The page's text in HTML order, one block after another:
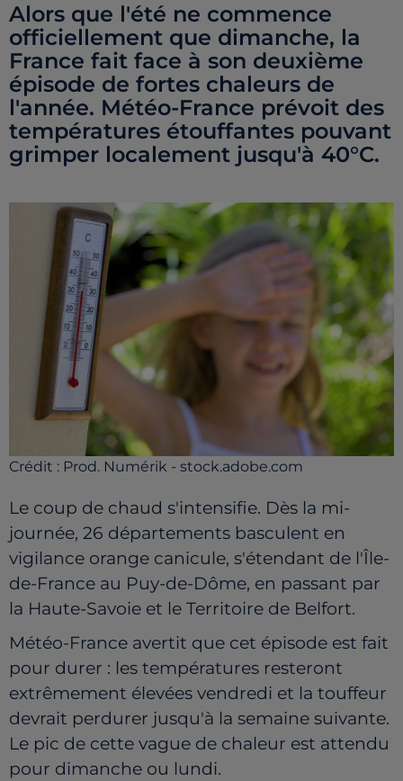
Alors que l'été ne commence
officiellement que dimanche, la
France fait face à son deuxième
épisode de fortes chaleurs de
l'année. Météo-France prévoit des
températures étouffantes pouvant
grimper localement jusqu'à 40°C.
Crédit : Prod. Numérik - stock.adobe.com
Le coup de chaud s'intensifie. Dès la mi-
journée, 26 départements basculent en
vigilance orange canicule, s'étendant de l'Île-
de-France au Puy-de-Dôme, en passant par
la Haute-Savoie et le Territoire de Belfort.
Météo-France avertit que cet épisode est fait
pour durer : les températures resteront
extrêmement élevées vendredi et la touffeur
devrait perdurer jusqu'à la semaine suivante.
Le pic de cette vague de chaleur est attendu
pour dimanche ou lundi.